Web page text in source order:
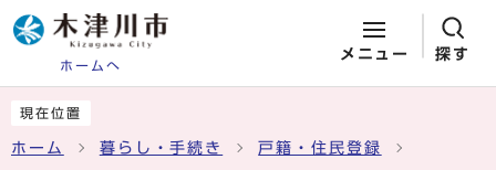
ホームへ
メニュー 探す
現在位置
ホーム 暮らし・手続き 戸籍・住民登録